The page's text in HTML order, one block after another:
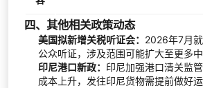
四、其他相关政策动态
美国拟新增关税听证会： 2026年7月
公众听证，涉及范围可能扩大至更多中
印尼港口新政： 印尼加强港口清关监
成本上升，发往印尼货物需提前做好运